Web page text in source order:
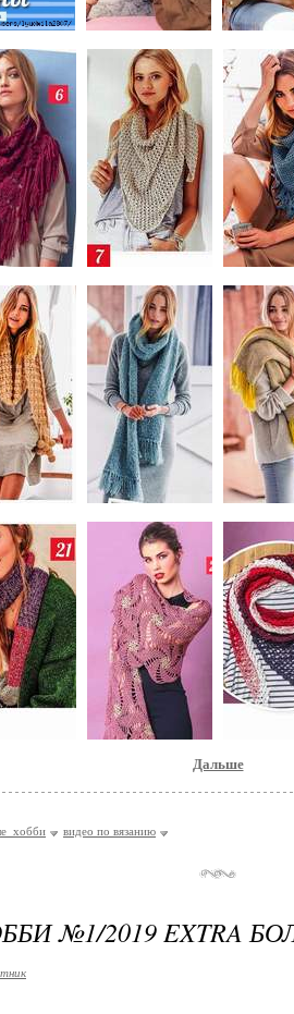
Дальше
видео по вязанию
№1/2019 EXTRA